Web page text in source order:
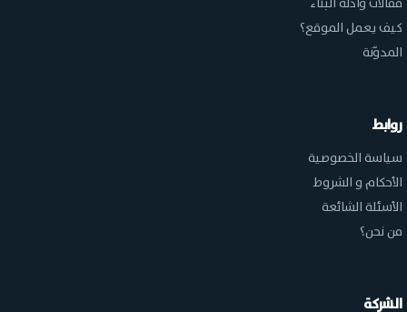
كيف يعمل الموقع؟
المدوّنة
روابط
سياسة الخصوصية
الأحكام و الشروط
الأسئلة الشائعة
من نحن؟
الشركة